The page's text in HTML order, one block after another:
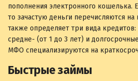
пополнения электронного кошелька.
то зачастую деньги перечисляются
также определяет три вида кредитов:
средне- (от 1 до 3 лет) и
МФО специализируются на
Быстрые займы